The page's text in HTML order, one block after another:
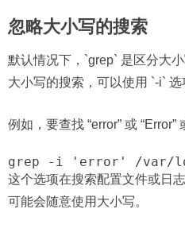
忽略大小写的搜索
默认情况下，`grep` 是区分大
大小写的搜索，可以使用 `-i` 选
例如，要查找 “error” 或
grep -i 'error' /var/
这个选项在搜索配置文件或日
可能会随意使用大小写。